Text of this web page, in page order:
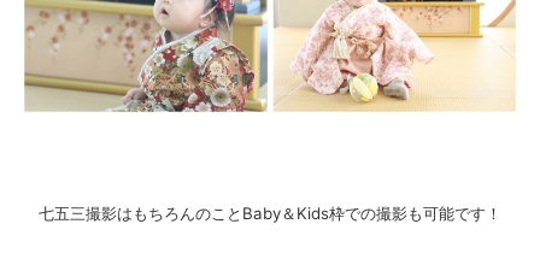
七五三撮影はもちろんのことBaby＆Kids枠での撮影も可能です！